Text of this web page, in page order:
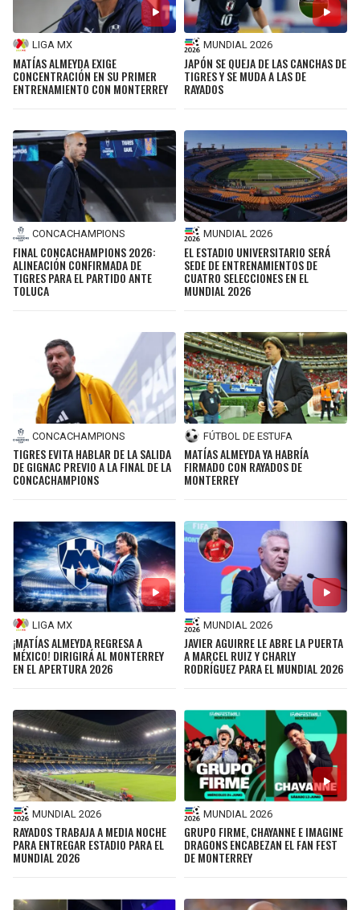
LIGA MX
MATÍAS ALMEYDA EXIGE
CONCENTRACIÓN EN SU PRIMER
ENTRENAMIENTO CON MONTERREY
MUNDIAL 2026
JAPÓN SE QUEJA DE LAS CANCHAS DE
TIGRES Y SE MUDA A LAS DE
RAYADOS
CONCACHAMPIONS
FINAL CONCACHAMPIONS 2026:
ALINEACIÓN CONFIRMADA DE
TIGRES PARA EL PARTIDO ANTE
TOLUCA
MUNDIAL 2026
EL ESTADIO UNIVERSITARIO SERÁ
SEDE DE ENTRENAMIENTOS DE
CUATRO SELECCIONES EN EL
MUNDIAL 2026
CONCACHAMPIONS
TIGRES EVITA HABLAR DE LA SALIDA
DE GIGNAC PREVIO A LA FINAL DE LA
CONCACHAMPIONS
FÚTBOL DE ESTUFA
MATÍAS ALMEYDA YA HABRÍA
FIRMADO CON RAYADOS DE
MONTERREY
LIGA MX
¡MATÍAS ALMEYDA REGRESA A
MÉXICO! DIRIGIRÁ AL MONTERREY
EN EL APERTURA 2026
MUNDIAL 2026
JAVIER AGUIRRE LE ABRE LA PUERTA
A MARCEL RUIZ Y CHARLY
RODRÍGUEZ PARA EL MUNDIAL 2026
MUNDIAL 2026
RAYADOS TRABAJA A MEDIA NOCHE
PARA ENTREGAR ESTADIO PARA EL
MUNDIAL 2026
MUNDIAL 2026
GRUPO FIRME, CHAYANNE E IMAGINE
DRAGONS ENCABEZAN EL FAN FEST
DE MONTERREY